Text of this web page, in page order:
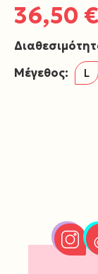
36,50 €
Μέγεθος:
L